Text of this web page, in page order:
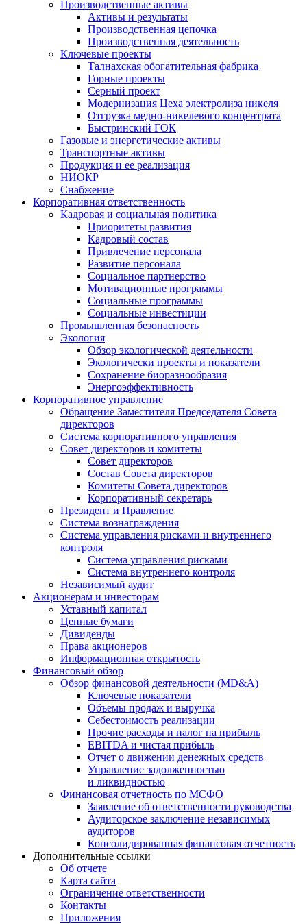
Производственные активы
Активы и результаты
Производственная цепочка
Производственная деятельность
Ключевые проекты
Талнахская обогатительная фабрика
Горные проекты
Серный проект
Модернизация Цеха электролиза никеля
Отгрузка медно-никелевого концентрата
Быстринский ГОК
Газовые и энергетические активы
Транспортные активы
Продукция и ее реализация
НИОКР
Снабжение
Корпоративная ответственность
Кадровая и социальная политика
Приоритеты развития
Кадровый состав
Привлечение персонала
Развитие персонала
Социальное партнерство
Мотивационные программы
Социальные программы
Социальные инвестиции
Промышленная безопасность
Экология
Обзор экологической деятельности
Экологически проекты и показатели
Сохранение биоразнообразия
Энергоэффективность
Корпоративное управление
Обращение Заместителя Председателя Совета
директоров
Система корпоративного управления
Совет директоров и комитеты
Совет директоров
Состав Совета директоров
Комитеты Совета директоров
Корпоративный секретарь
Президент и Правление
Система вознаграждения
Система управления рисками и внутреннего
контроля
Система управления рисками
Система внутреннего контроля
Независимый аудит
Акционерам и инвесторам
Уставный капитал
Ценные бумаги
Дивиденды
Права акционеров
Информационная открытость
Финансовый обзор
Обзор финансовой деятельности (MD&A)
Ключевые показатели
Объемы продаж и выручка
Себестоимость реализации
Прочие расходы и налог на прибыль
EBITDA и чистая прибыль
Отчет о движении денежных средств
Управление задолженностью
и ликвидностью
Финансовая отчетность по МСФО
Заявление об ответственности руководства
Аудиторское заключение независимых
аудиторов
Консолидированная финансовая отчетность
Дополнительные ссылки
Об отчете
Карта сайта
Ограничение ответственности
Контакты
Приложения